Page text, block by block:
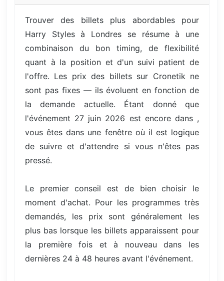
Trouver des billets plus abordables pour
Harry Styles à Londres se résume à une
combinaison du bon timing, de flexibilité
quant à la position et d'un suivi patient de
l'offre. Les prix des billets sur Cronetik ne
sont pas fixes — ils évoluent en fonction de
la demande actuelle. Étant donné que
l'événement 27 juin 2026 est encore dans ,
vous êtes dans une fenêtre où il est logique
de suivre et d'attendre si vous n'êtes pas
pressé.
Le premier conseil est de bien choisir le
moment d'achat. Pour les programmes très
demandés, les prix sont généralement les
plus bas lorsque les billets apparaissent pour
la première fois et à nouveau dans les
dernières 24 à 48 heures avant l'événement.